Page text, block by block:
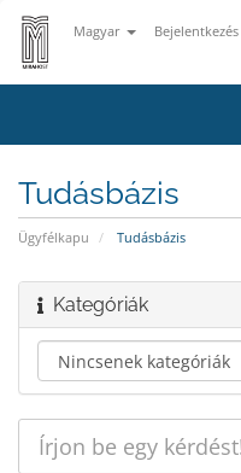
Magyar Bejelentkezés
Tudásbázis
Ügyfélkapu Tudásbázis
Kategóriák